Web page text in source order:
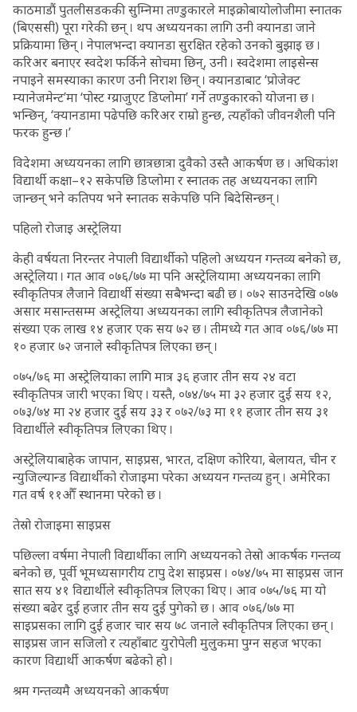
काठमाडौं पुतलीसडककी सुम्निमा तण्डुकारले माइक्रोबायोलोजीमा स्नातक
(बिएससी) पूरा गरेकी छन् । थप अध्ययनका लागि उनी क्यानडा जाने
प्रक्रियामा छिन् । नेपालभन्दा क्यानडा सुरक्षित रहेको उनको बुझाइ छ ।
करिअर बनाएर स्वदेश फर्किने सोचमा छिन्, उनी । स्वदेशमा लाइसेन्स
नपाइने समस्याका कारण उनी निराश छिन् । क्यानडाबाट ‘प्रोजेक्ट
म्यानेजमेन्ट’मा ‘पोस्ट ग्य्राजुएट डिप्लोमा’ गर्ने तण्डुकारको योजना छ ।
भन्छिन्, ‘क्यानडामा पढेपछि करिअर राम्रो हुन्छ, त्यहाँको जीवनशैली पनि
फरक हुन्छ ।’
विदेशमा अध्ययनका लागि छात्रछात्रा दुवैको उस्तै आकर्षण छ । अधिकांंश
विद्यार्थी कक्षा–१२ सकेपछि डिप्लोमा र स्नातक तह अध्ययनका लागि
जान्छन् भने कतिपय भने स्नातक सकेपछि पनि बिदेसिन्छन् ।
पहिलो रोजाइ अस्ट्रेलिया
केही वर्षयता निरन्तर नेपाली विद्यार्थीको पहिलो अध्ययन गन्तव्य बनेको छ,
अस्ट्रेलिया । गत आव ०७६/७७ मा पनि अस्ट्रेलियामा अध्ययनका लागि
स्वीकृतिपत्र लैजाने विद्यार्थी संख्या सबैभन्दा बढी छ । ०७२ साउनदेखि ०७७
असार मसान्तसम्म अस्ट्रेलिया अध्ययनका लागि स्वीकृतिपत्र लैजानेको
संख्या एक लाख १४ हजार एक सय ७२ छ । तीमध्ये गत आव ०७६/७७ मा
१० हजार ७२ जनाले स्वीकृतिपत्र लिएका छन् ।
०७५/७६ मा अस्ट्रेलियाका लागि मात्र ३६ हजार तीन सय २४ वटा
स्वीकृतिपत्र जारी भएका थिए । यस्तै, ०७४/७५ मा ३२ हजार दुई सय १२,
०७३/७४ मा २४ हजार दुई सय ३३ र ०७२/७३ मा ११ हजार तीन सय ३१
विद्यार्थीले स्वीकृतिपत्र लिएका थिए ।
अस्ट्रेलियाबाहेक जापान, साइप्रस, भारत, दक्षिण कोरिया, बेलायत, चीन र
न्युजिल्यान्ड विद्यार्थीको रोजाइमा परेका अध्ययन गन्तव्य हुन् । अमेरिका
गत वर्ष ११औँ स्थानमा परेको छ ।
तेस्रो रोजाइमा साइप्रस
पछिल्ला वर्षमा नेपाली विद्यार्थीका लागि अध्ययनको तेस्रो आकर्षक गन्तव्य
बनेको छ, पूर्वी भूमध्यसागरीय टापु देश साइप्रस । ०७४/७५ मा साइप्रस जान
सात सय ४१ विद्यार्थीले स्वीकृतिपत्र लिएका थिए । आव ०७५/७६ मा यो
संख्या बढेर दुई हजार तीन सय दुई पुगेको छ । आव ०७६/७७ मा
साइप्रसका लागि दुई हजार चार सय ७८ जनाले स्वीकृतिपत्र लिएका छन् ।
साइप्रस जान सजिलो र त्यहाँबाट युरोपेली मुलुकमा पुग्न सहज भएका
कारण विद्यार्थी आकर्षण बढेको हो ।
श्रम गन्तव्यमै अध्ययनको आकर्षण